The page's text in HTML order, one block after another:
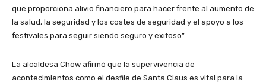
que proporciona alivio financiero para hacer frente al aumento de
la salud, la seguridad y los costes de seguridad y el apoyo a los
festivales para seguir siendo seguro y exitoso”.
La alcaldesa Chow afirmó que la supervivencia de
acontecimientos como el desfile de Santa Claus es vital para la